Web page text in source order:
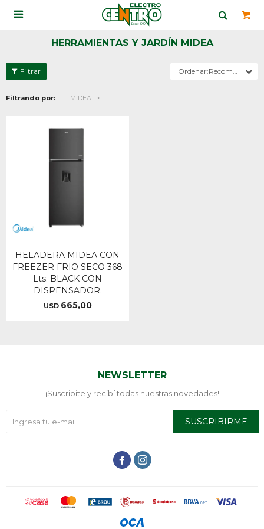

HERRAMIENTAS Y JARDÍN MIDEA
Recomendados
Filtrando por: MIDEA
HELADERA MIDEA CON
FREEZER FRIO SECO 368
Lts. BLACK CON
DISPENSADOR.
USD 665,00
NEWSLETTER
¡Suscribite y recibí todas nuestras novedades!
SUSCRIBIRME
 